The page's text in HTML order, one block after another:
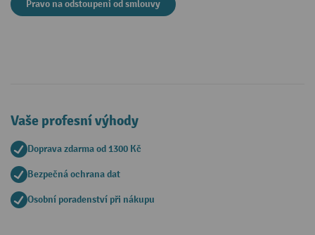
Pravo na odstoupeni od smlouvy
Vaše profesní výhody
Doprava zdarma od 1300 Kč
Bezpečná ochrana dat
Osobní poradenství při nákupu